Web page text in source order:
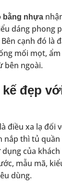
bằng nhựa
dáng
cạnh đó
mối mọt,
bên ngoài.
đẹp
điều xa lạ
nắp thì tủ
của
mẫu mã,
dùng.